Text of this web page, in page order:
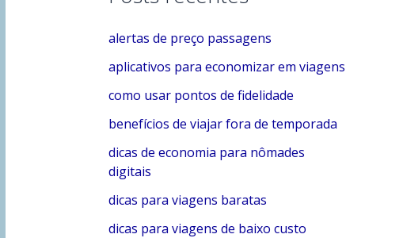
g
o
r
i
s
alertas de preço passagens
aplicativos para economizar em viagens
como usar pontos de fidelidade
benefícios de viajar fora de temporada
dicas de economia para nômades
digitais
dicas para viagens baratas
dicas para viagens de baixo custo